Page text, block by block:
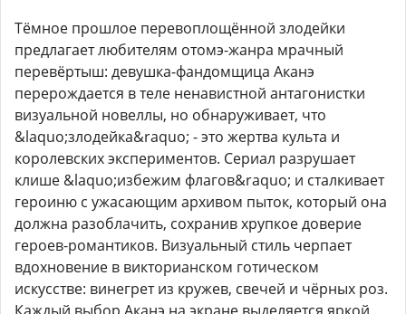
Тёмное прошлое перевоплощённой злодейки
предлагает любителям отомэ-жанра мрачный
перевёртыш: девушка-фандомщица Аканэ
перерождается в теле ненавистной антагонистки
визуальной новеллы, но обнаруживает, что
&laquo;злодейка&raquo; - это жертва культа и
королевских экспериментов. Сериал разрушает
клише &laquo;избежим флагов&raquo; и сталкивает
героиню с ужасающим архивом пыток, который она
должна разоблачить, сохранив хрупкое доверие
героев-романтиков. Визуальный стиль черпает
вдохновение в викторианском готическом
искусстве: винегрет из кружев, свечей и чёрных роз.